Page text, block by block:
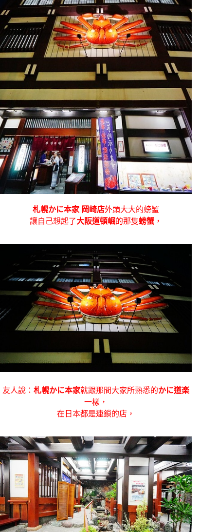
札幌かに本家 岡崎店外頭大大的螃蟹
讓自己想起了大阪道頓崛的那隻螃蟹 ，
友人說：札幌かに本家就跟那間大家所熟悉的かに道楽
一樣，
在日本都是連鎖的店，